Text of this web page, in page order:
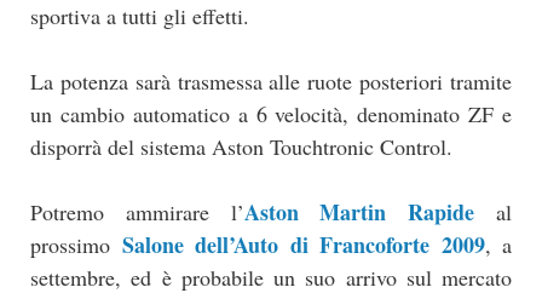
sportiva a tutti gli effetti.
La potenza sarà trasmessa alle ruote posteriori tramite
un cambio automatico a 6 velocità, denominato ZF e
disporrà del sistema Aston Touchtronic Control.
Potremo ammirare l’Aston Martin Rapide al
prossimo Salone dell’Auto di Francoforte 2009, a
settembre, ed è probabile un suo arrivo sul mercato